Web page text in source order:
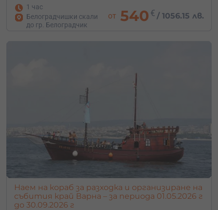
1 час
Белоградчишки скали
до гр. Белоградчик
от 540 € / 1056.15 лв.
Наем на кораб за разходка и организиране на
събития край Варна – за периода 01.05.2026 г
до 30.09.2026 г